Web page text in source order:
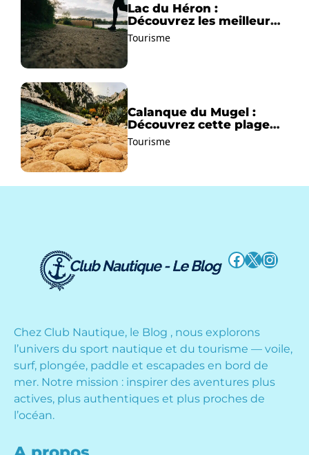
Lac du Héron :
Découvrez les meilleurs
sentiers de randonnée !
Tourisme
Calanque du Mugel :
Découvrez cette plage
paradisiaque à La Ciotat
!
Tourisme
Facebook
X
Chez Club Nautique, le Blog , nous explorons
l’univers du sport nautique et du tourisme — voile,
surf, plongée, paddle et escapades en bord de
mer. Notre mission : inspirer des aventures plus
actives, plus authentiques et plus proches de
l’océan.